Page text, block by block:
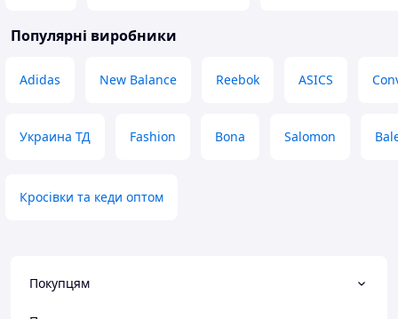
Популярні виробники
Adidas New Balance Reebok ASICS
Украина ТД Fashion Bona Salomon
Кросівки та кеди оптом
Покупцям